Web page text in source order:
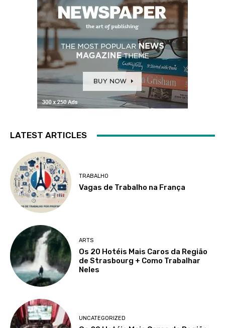
LATEST ARTICLES
TRABALHO
Vagas de Trabalho na França
ARTS
Os 20 Hotéis Mais Caros da Região
de Strasbourg + Como Trabalhar
Neles
UNCATEGORIZED